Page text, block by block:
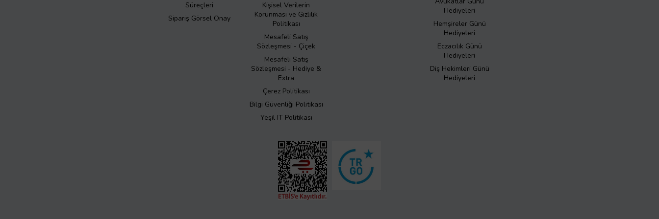
Süreçleri
Sipariş Görsel Onay
Kişisel Verilerin
Korunması ve Gizlilik
Politikası
Mesafeli Satış
Sözleşmesi - Çiçek
Mesafeli Satış
Sözleşmesi - Hediye &
Extra
Çerez Politikası
Bilgi Güvenliği Politikası
Yeşil IT Politikası
Hediyeleri
Hemşireler Günü
Hediyeleri
Eczacılık Günü
Hediyeleri
Diş Hekimleri Günü
Hediyeleri